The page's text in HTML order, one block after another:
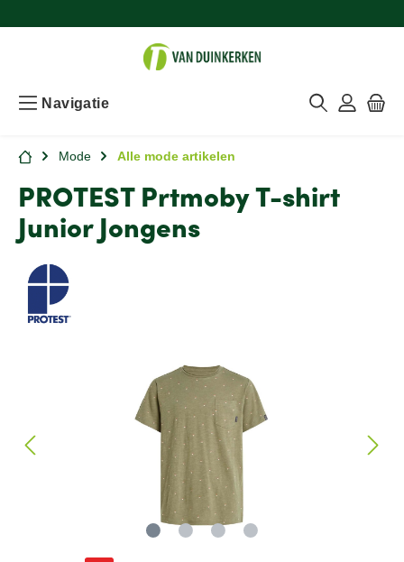
Navigatie
Mode Alle mode artikelen
PROTEST Prtmoby T-shirt
Junior Jongens